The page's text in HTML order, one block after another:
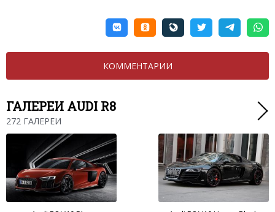
КОММЕНТАРИИ
ГАЛЕРЕИ AUDI R8
272 ГАЛЕРЕИ